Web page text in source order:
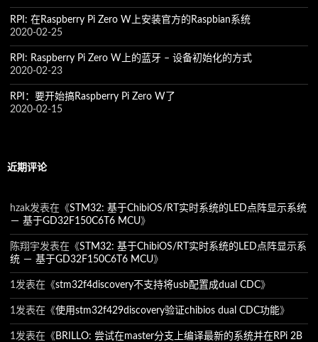
RPI: 在Raspberry Pi Zero W上安装官方的Raspbian系统
2020-02-25
RPI: Raspberry Pi Zero W上的蓝牙 – 设备初始化的方式
2020-02-23
RPI：要开始搞Raspberry Pi Zero W了
2020-02-15
近期评论
hzak发表在《STM32: 基于ChibiOS/RT实时系统的LED点阵显示系统
－ 基于GD32F150C6T6 MCU》
陈翔宇发表在《STM32: 基于ChibiOS/RT实时系统的LED点阵显示系
统 － 基于GD32F150C6T6 MCU》
1发表在《stm32f4discovery不支持将usb配置成dual CDC》
1发表在《使用stm32f429discovery验证chibios dual CDC功能》
1发表在《 BRILLO: 尝试在master分支上编译最新的系统并在RPi 2B